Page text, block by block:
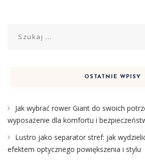
OSTATNIE WPISY
Jak wybrać rower Giant do swoich
wyposażenie dla komfortu i
Lustro jako separator stref: jak
efektem optycznego powiększenia i stylu